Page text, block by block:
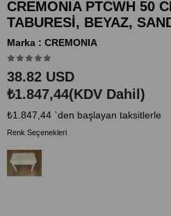
CREMONIA PTCWH 50
TABURESİ, BEYAZ,
Marka : CREMONIA
38.82 USD
₺1.847,44(KDV Dahil)
₺1.847,44 `den başlayan taksitlerle
Renk Seçenekleri